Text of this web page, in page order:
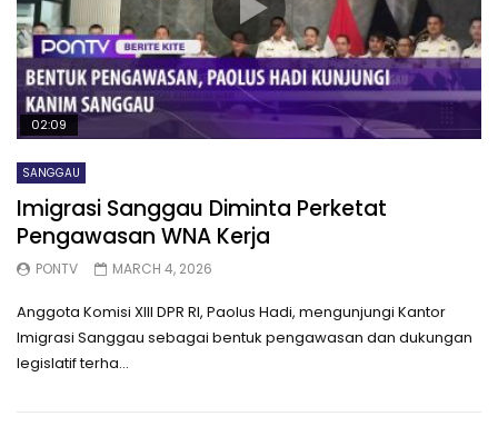
02:09
SANGGAU
Imigrasi Sanggau Diminta Perketat
Pengawasan WNA Kerja
PONTV MARCH 4, 2026
Anggota Komisi XIII DPR RI, Paolus Hadi, mengunjungi Kantor
Imigrasi Sanggau sebagai bentuk pengawasan dan dukungan
legislatif terha...